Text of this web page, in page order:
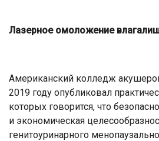
Лазерное омоложение
Американский колледж
2019 году опубликовал
которых говорится, что
и экономическая
генитоуринарного